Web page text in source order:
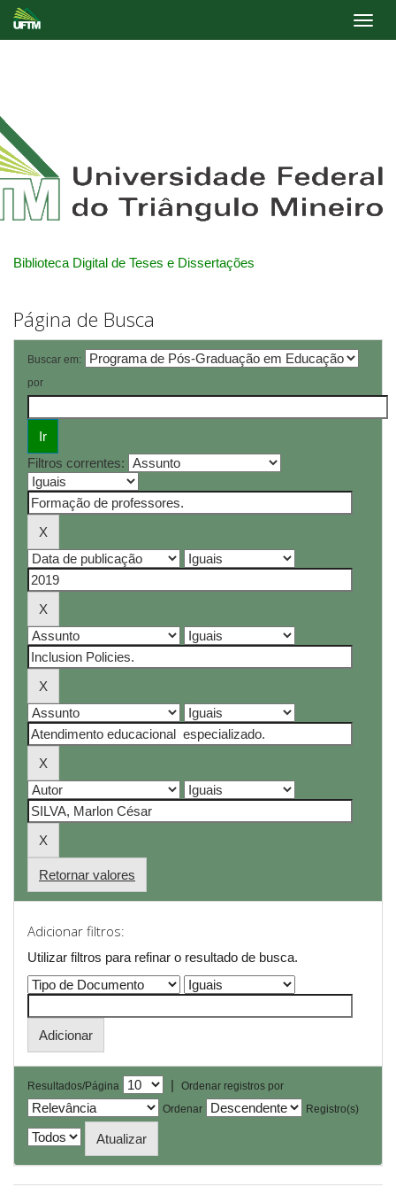
Biblioteca Digital de Teses e Dissertações
Página de Busca
Buscar em:
por
Filtros correntes:
Retornar valores
Adicionar filtros:
Utilizar filtros para refinar o resultado de busca.
Resultados/Página |
Ordenar registros por
Ordenar
Registro(s)